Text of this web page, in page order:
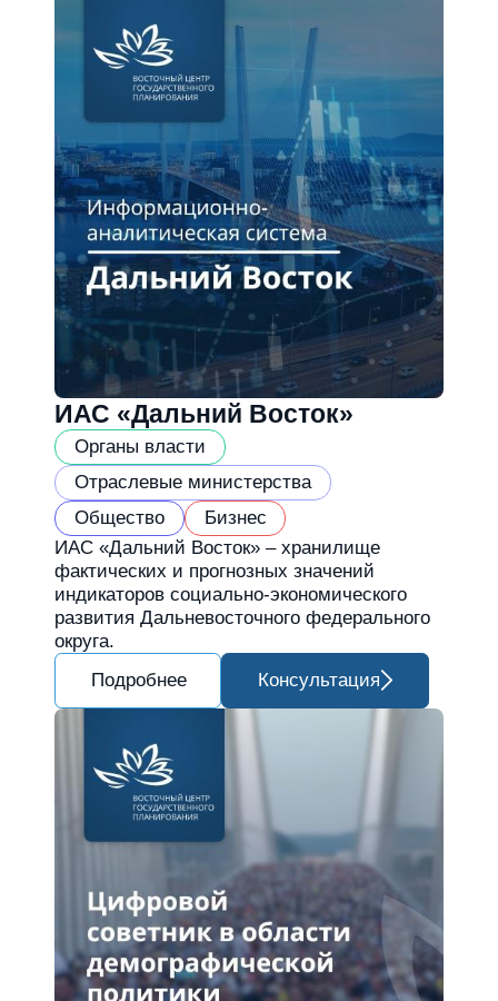
ИАС «Дальний Восток»
Органы власти
Отраслевые министерства
Общество
Бизнес
ИАС «Дальний Восток» – хранилище
фактических и прогнозных значений
индикаторов социально-экономического
развития Дальневосточного федерального
округа.
Подробнее
Консультация